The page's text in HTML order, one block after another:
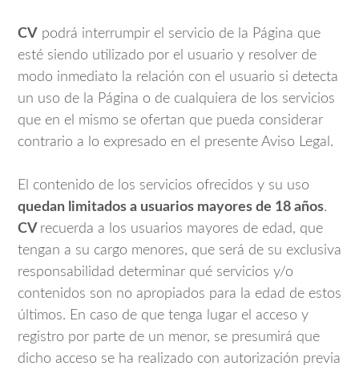
CV podrá interrumpir el servicio de la Página que
esté siendo utilizado por el usuario y resolver de
modo inmediato la relación con el usuario si detecta
un uso de la Página o de cualquiera de los servicios
que en el mismo se ofertan que pueda considerar
contrario a lo expresado en el presente Aviso Legal.
El contenido de los servicios ofrecidos y su uso
quedan limitados a usuarios mayores de 18 años.
CV recuerda a los usuarios mayores de edad, que
tengan a su cargo menores, que será de su exclusiva
responsabilidad determinar qué servicios y/o
contenidos son no apropiados para la edad de estos
últimos. En caso de que tenga lugar el acceso y
registro por parte de un menor, se presumirá que
dicho acceso se ha realizado con autorización previa